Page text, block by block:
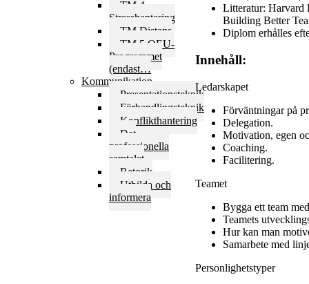
TM 4
Stresshantering
TM Distans
TM 5 OEU-
Programmet
(endast…
Kommunikation
Presentationsteknik
Förhandlingsteknik
Konflikthantering
Det
professionella
samtalet
Retorik
Utbilda och
informera
Litteratur: Harvard
Building Better
Diplom erhålles
Innehåll:
Ledarskapet
Förväntningar på
Delegation.
Motivation, egen
Coaching.
Facilitering.
Teamet
Bygga ett team
Teamets
Hur kan man
Samarbete med
Personlighetstyper